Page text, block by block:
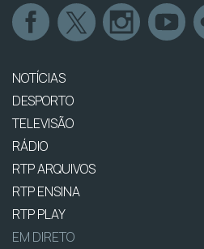
NOTÍCIAS
DESPORTO
TELEVISÃO
RÁDIO
RTP ARQUIVOS
RTP ENSINA
RTP PLAY
EM DIRETO